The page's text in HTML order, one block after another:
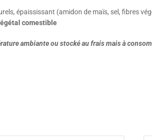
épaississant (amidon de maïs, sel, fibres
comestible
ambiante ou stocké au fraismais à